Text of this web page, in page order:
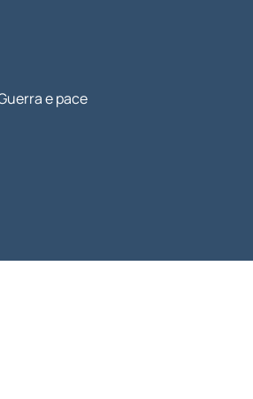
e pace